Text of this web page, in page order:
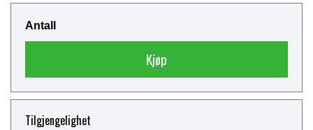
Antall
Kjøp
Tilgjengelighet